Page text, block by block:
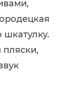
пляски,